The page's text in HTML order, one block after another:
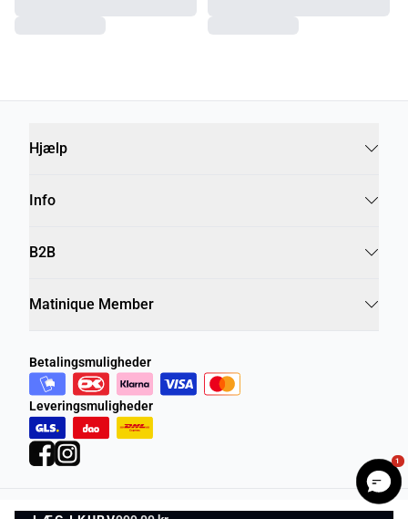
Hjælp
Info
B2B
Matinique Member
Betalingsmuligheder
Leveringsmuligheder
1